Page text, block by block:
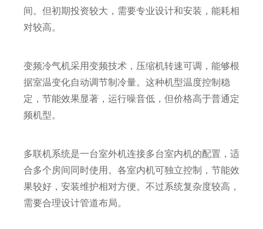
间。但初期投资较大，需要专业设计和安装，能耗相
对较高。
变频冷气机采用变频技术，压缩机转速可调，能够根
据室温变化自动调节制冷量。这种机型温度控制稳
定，节能效果显著，运行噪音低，但价格高于普通定
频机型。
多联机系统是一台室外机连接多台室内机的配置，适
合多个房间同时使用。各室内机可独立控制，节能效
果较好，安装维护相对方便。不过系统复杂度较高，
需要合理设计管道布局。